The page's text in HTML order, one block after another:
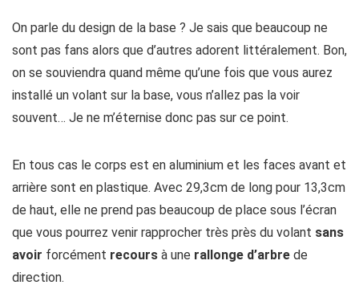
On parle du design de la base ? Je sais que beaucoup ne
sont pas fans alors que d’autres adorent littéralement. Bon,
on se souviendra quand même qu’une fois que vous aurez
installé un volant sur la base, vous n’allez pas la voir
souvent… Je ne m’éternise donc pas sur ce point.
En tous cas le corps est en aluminium et les faces avant et
arrière sont en plastique. Avec 29,3cm de long pour 13,3cm
de haut, elle ne prend pas beaucoup de place sous l’écran
que vous pourrez venir rapprocher très près du volant sans
avoir forcément recours à une rallonge d’arbre de
direction.